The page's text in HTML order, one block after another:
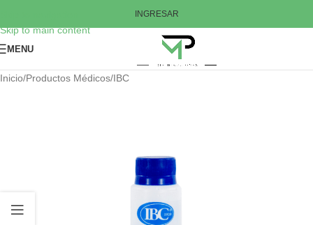
Skip to main content
INGRESAR
MENU
Inicio/Productos Médicos/IBC